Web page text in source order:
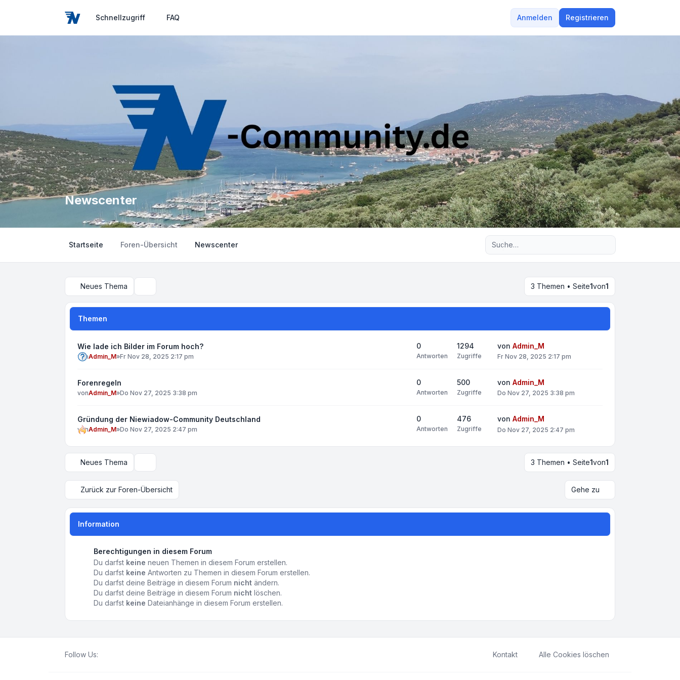
Schnellzugriff FAQ Anmelden Registrieren
Newscenter
Startseite Foren-Übersicht Newscenter
Neues Thema 3 Themen • Seite1von1
Themen
Wie lade ich Bilder im Forum hoch?
vonAdmin_M»Fr Nov 28, 2025 2:17 pm
0
Antworten
1294
Zugriffe
von Admin_M
Fr Nov 28, 2025 2:17 pm
Forenregeln
vonAdmin_M»Do Nov 27, 2025 3:38 pm
0
Antworten
500
Zugriffe
von Admin_M
Do Nov 27, 2025 3:38 pm
Gründung der Niewiadow-Community Deutschland
vonAdmin_M»Do Nov 27, 2025 2:47 pm
0
Antworten
476
Zugriffe
von Admin_M
Do Nov 27, 2025 2:47 pm
Neues Thema 3 Themen • Seite1von1
Zurück zur Foren-Übersicht Gehe zu
Information
Berechtigungen in diesem Forum
Du darfst keine neuen Themen in diesem Forum erstellen.
Du darfst keine Antworten zu Themen in diesem Forum erstellen.
Du darfst deine Beiträge in diesem Forum nicht ändern.
Du darfst deine Beiträge in diesem Forum nicht löschen.
Du darfst keine Dateianhänge in diesem Forum erstellen.
Follow Us: Kontakt Alle Cookies löschen